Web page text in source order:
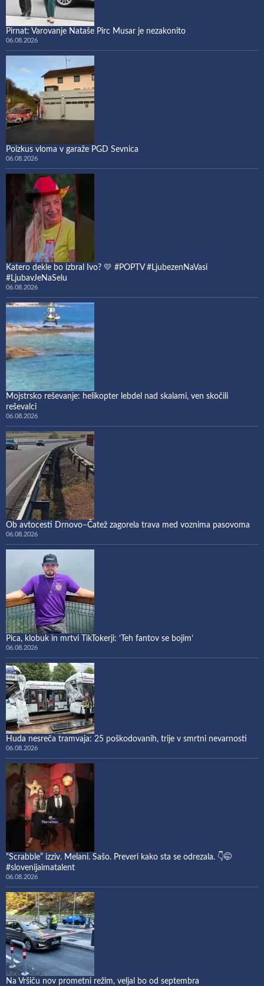
Pirnat: Varovanje Nataše Pirc Musar je nezakonito
06.08.2026
Poizkus vloma v garaže PGD Sevnica
06.08.2026
Katero dekle bo izbral Ivo? 💛 #POPTV #LjubezenNaVasi
#LjubavJeNaSelu
06.08.2026
Mojstrsko reševanje: helikopter lebdel nad skalami, ven skočili
reševalci
06.08.2026
Ob avtocesti Drnovo–Čatež zagorela trava med voznima pasovoma
06.08.2026
Pica, klobuk in mrtvi TikTokerji: ‘Teh fantov se bojim’
06.08.2026
Huda nesreča tramvaja: 25 poškodovanih, trije v smrtni nevarnosti
06.08.2026
“Scrabble” izziv. Melani. Sašo. Preveri kako sta se odrezala. 👇🤭
#slovenijaimatalent
06.08.2026
Na Vršiču nov prometni režim, veljal bo od septembra